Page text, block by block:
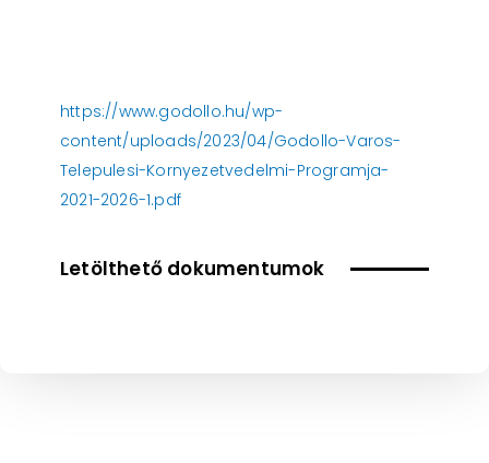
https://www.godollo.hu/wp-
content/uploads/2023/04/Godollo-Varos-
Telepulesi-Kornyezetvedelmi-Programja-
2021-2026-1.pdf
Letölthető dokumentumok